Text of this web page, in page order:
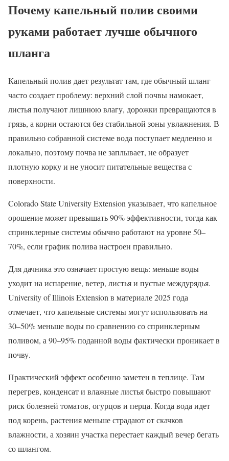
Почему капельный полив своими
руками работает лучше обычного
шланга
Капельный полив дает результат там, где обычный шланг
часто создает проблему: верхний слой почвы намокает,
листья получают лишнюю влагу, дорожки превращаются в
грязь, а корни остаются без стабильной зоны увлажнения. В
правильно собранной системе вода поступает медленно и
локально, поэтому почва не заплывает, не образует
плотную корку и не уносит питательные вещества с
поверхности.
Colorado State University Extension указывает, что капельное
орошение может превышать 90% эффективности, тогда как
спринклерные системы обычно работают на уровне 50–
70%, если график полива настроен правильно.
Для дачника это означает простую вещь: меньше воды
уходит на испарение, ветер, листья и пустые междурядья.
University of Illinois Extension в материале 2025 года
отмечает, что капельные системы могут использовать на
30–50% меньше воды по сравнению со спринклерным
поливом, а 90–95% поданной воды фактически проникает в
почву.
Практический эффект особенно заметен в теплице. Там
перегрев, конденсат и влажные листья быстро повышают
риск болезней томатов, огурцов и перца. Когда вода идет
под корень, растения меньше страдают от скачков
влажности, а хозяин участка перестает каждый вечер бегать
со шлангом.